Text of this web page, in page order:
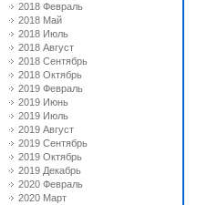
2018 Февраль
2018 Май
2018 Июль
2018 Август
2018 Сентябрь
2018 Октябрь
2019 Февраль
2019 Июнь
2019 Июль
2019 Август
2019 Сентябрь
2019 Октябрь
2019 Декабрь
2020 Февраль
2020 Март